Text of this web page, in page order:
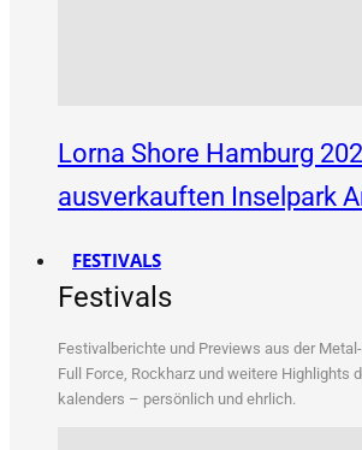
Lorna Shore Hamburg
ausverkauften Inselpark
FESTIVALS
Festivals
Fes­ti­val­be­rich­te und Pre­views aus der
Full Force, Rock­harz und wei­te­re High­lights
ka­len­ders – per­sön­lich und ehrlich.